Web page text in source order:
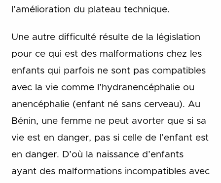
l’amélioration du plateau technique.
Une autre difficulté résulte de la législation
pour ce qui est des malformations chez les
enfants qui parfois ne sont pas compatibles
avec la vie comme l’hydranencéphalie ou
anencéphalie (enfant né sans cerveau). Au
Bénin, une femme ne peut avorter que si sa
vie est en danger, pas si celle de l’enfant est
en danger. D’où la naissance d’enfants
ayant des malformations incompatibles avec